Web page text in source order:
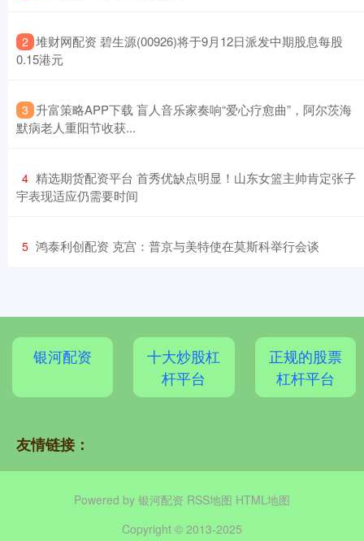
2 ​堆财网配资 碧生源(00926)将于9月12日派发中期股息每股
0.15港元
3 ​升富策略APP下载 盲人音乐家奏响“爱心疗愈曲”，阿尔茨海
默病老人重阳节收获...
4 ​精选期货配资平台 首秀优缺点明显！山东女篮主帅肯定张子
宇表现适应仍需要时间
5 ​鸿泰利创配资 克宫：普京与美特使在莫斯科举行会谈
银河配资
十大炒股杠
杆平台
正规的股票
杠杆平台
友情链接：
Powered by 银河配资 RSS地图 HTML地图
Copyright © 2013-2025